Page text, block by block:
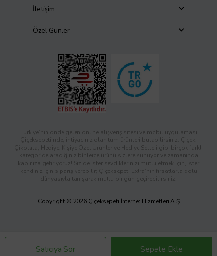
Satıcıya Sor Sepete Ekle
İletişim
Özel Günler
Türkiye’nin önde gelen online alışveriş sitesi ve mobil uygulaması
Çiçeksepeti’nde, ihtiyacınız olan tüm ürünleri bulabilirsiniz. Çiçek,
Çikolata, Hediye, Kişiye Özel Ürünler ve Hediye Setleri gibi birçok farklı
kategoride aradığınız binlerce ürünü sizlere sunuyor ve zamanında
kapınıza getiriyoruz! Siz de ister sevdiklerinizi mutlu etmek için, ister
kendiniz için sipariş verebilir; Çiçeksepeti Extra’nın fırsatlarla dolu
dünyasıyla tanışarak mutlu bir gün geçirebilirsiniz.
Copyright © 2026 Çiçeksepeti İnternet Hizmetleri A.Ş